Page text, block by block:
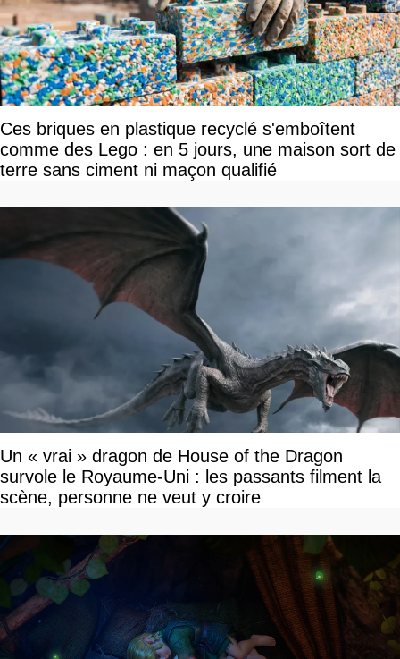
Ces briques en plastique recyclé s'emboîtent
comme des Lego : en 5 jours, une maison sort de
terre sans ciment ni maçon qualifié
Un « vrai » dragon de House of the Dragon
survole le Royaume-Uni : les passants filment la
scène, personne ne veut y croire